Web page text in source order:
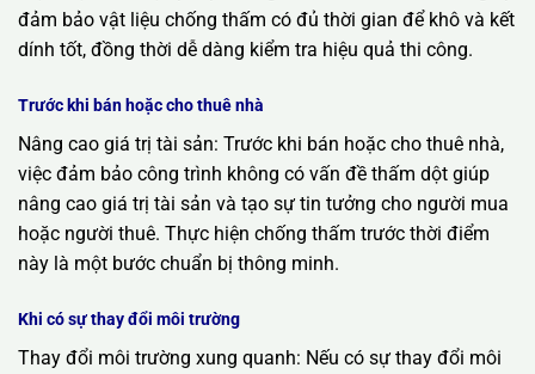
đảm bảo vật liệu chống thấm có đủ thời gian để khô và kết
dính tốt, đồng thời dễ dàng kiểm tra hiệu quả thi công.
Trước khi bán hoặc cho thuê nhà
Nâng cao giá trị tài sản: Trước khi bán hoặc cho thuê nhà,
việc đảm bảo công trình không có vấn đề thấm dột giúp
nâng cao giá trị tài sản và tạo sự tin tưởng cho người mua
hoặc người thuê. Thực hiện chống thấm trước thời điểm
này là một bước chuẩn bị thông minh.
Khi có sự thay đổi môi trường
Thay đổi môi trường xung quanh: Nếu có sự thay đổi môi